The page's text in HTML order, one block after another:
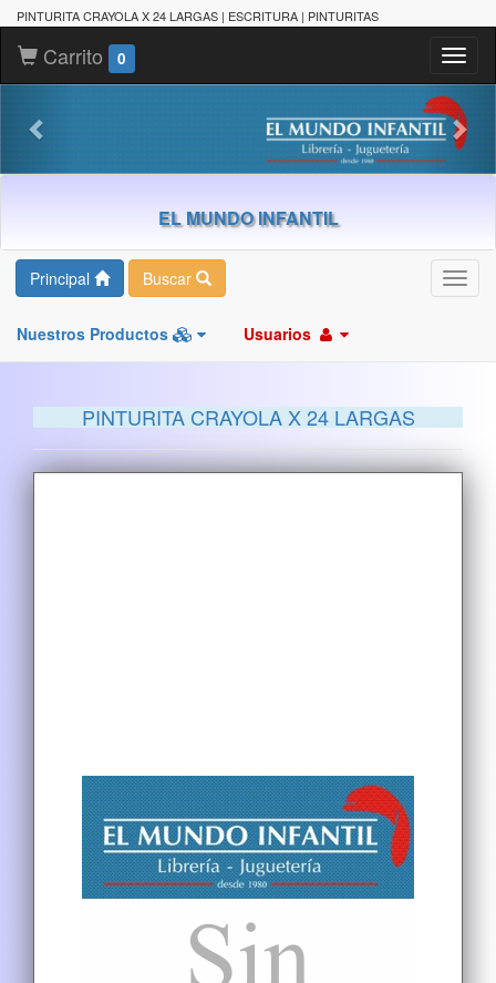
PINTURITA CRAYOLA X 24 LARGAS | ESCRITURA | PINTURITAS
Carrito 0
EL MUNDO INFANTIL
Principal Buscar
Nuestros Productos Usuarios
PINTURITA CRAYOLA X 24 LARGAS